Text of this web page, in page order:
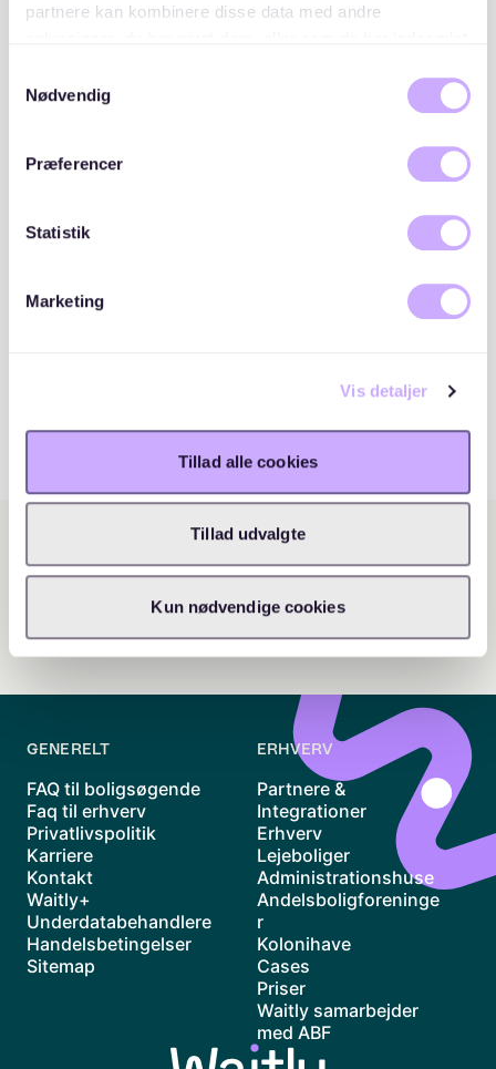
partnere kan kombinere disse data med andre
cookies, hvis du fortsætter med at anvende vores
Nødvendig
Præferencer
Statistik
Marketing
Vis detaljer
Tillad alle cookies
Tillad udvalgte
Kun nødvendige cookies
GENERELT
FAQ til boligsøgende
Faq til erhverv
Privatlivspolitik
Karriere
Kontakt
Waitly+
Underdatabehandlere
Handelsbetingelser
Sitemap
ERHVERV
Partnere &
Integrationer
Erhverv
Lejeboliger
Administrationshuse
Andelsboligforeninge
r
Kolonihave
Cases
Priser
Waitly samarbejder
med ABF